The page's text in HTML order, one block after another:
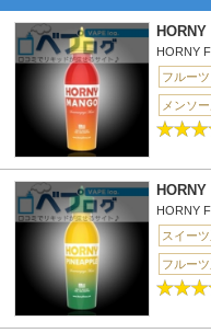
HORNY
フルー
メンソ
HORNY
スイー
フルー